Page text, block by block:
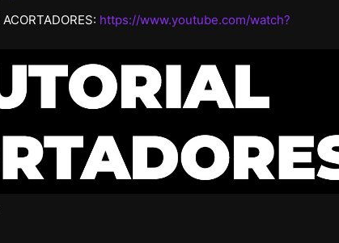
https://www.youtube.com/watch?